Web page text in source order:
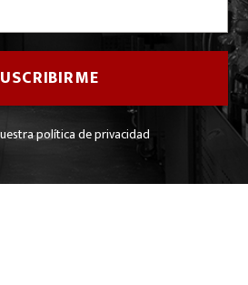
política de privacidad